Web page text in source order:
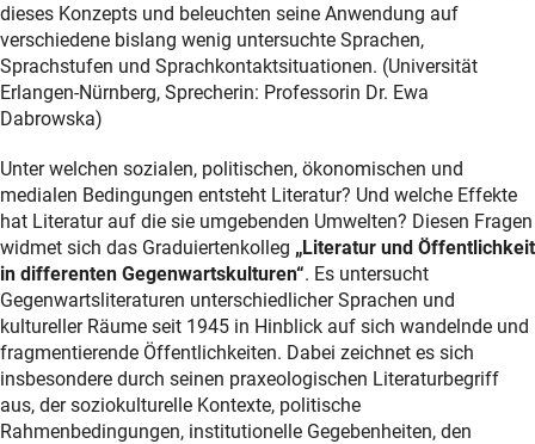
dieses Konzepts und beleuchten seine Anwendung auf
verschiedene bislang wenig untersuchte Sprachen,
Sprachstufen und Sprachkontaktsituationen. (Universität
Erlangen-Nürnberg, Sprecherin: Professorin Dr. Ewa
Dabrowska)
Unter welchen sozialen, politischen, ökonomischen und
medialen Bedingungen entsteht Literatur? Und welche Effekte
hat Literatur auf die sie umgebenden Umwelten? Diesen Fragen
widmet sich das Graduiertenkolleg „Literatur und Öffentlichkeit
in differenten Gegenwartskulturen“. Es untersucht
Gegenwartsliteraturen unterschiedlicher Sprachen und
kultureller Räume seit 1945 in Hinblick auf sich wandelnde und
fragmentierende Öffentlichkeiten. Dabei zeichnet es sich
insbesondere durch seinen praxeologischen Literaturbegriff
aus, der soziokulturelle Kontexte, politische
Rahmenbedingungen, institutionelle Gegebenheiten, den